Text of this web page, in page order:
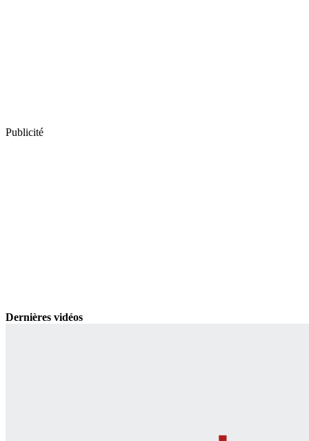
Publicité
Dernières vidéos